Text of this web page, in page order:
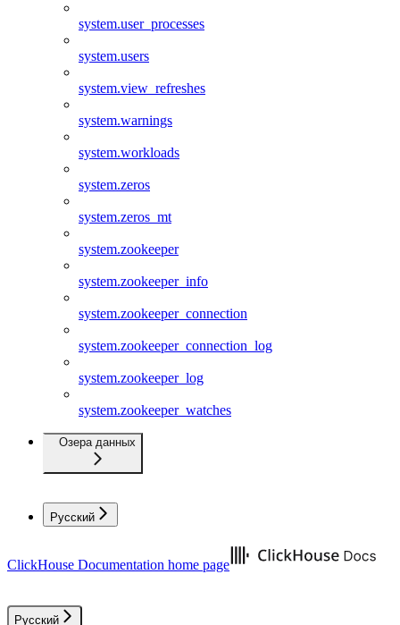
system.user_processes
system.users
system.view_refreshes
system.warnings
system.workloads
system.zeros
system.zeros_mt
system.zookeeper
system.zookeeper_info
system.zookeeper_connection
system.zookeeper_connection_log
system.zookeeper_log
system.zookeeper_watches
Озера данных
Русский
ClickHouse Documentation home page
Русский